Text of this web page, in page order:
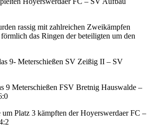
rassig mit zahlreichen Zweikämpfen
das Ringen der beteiligten um den
9- Meterschießen SV Zeißig II – SV
9 Meterschießen FSV Bretnig Hauswalde –
Platz 3 kämpften der Hoyerswerdaer FC –